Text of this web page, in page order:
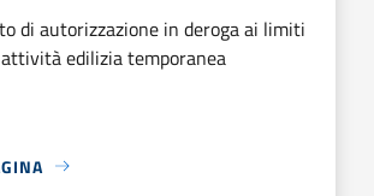
di autorizzazione in deroga ai limiti
edilizia temporanea